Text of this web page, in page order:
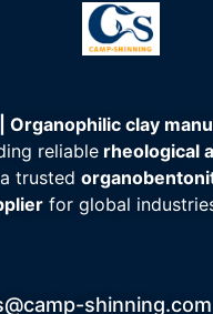
Organophilic clay
reliable rheological
trusted
for global
shinning.com